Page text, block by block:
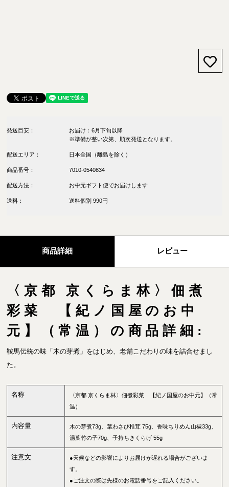
発送目安：
お届け：6月下旬以降
※準備が整い次第、順次発送となります。
配送エリア： 日本全国（離島を除く）
商品番号： 7010-0540834
配送方法： お中元ギフト便でお届けします
送料： 送料個別 990円
商品詳細 レビュー
〈京都 京くらま林〉佃煮
彩菜 【紀ノ国屋のお中
元】（常温）の商品詳細:
鞍馬伝統の味「木の芽煮」をはじめ、老舗こだわりの味を詰合せまし
た。
名称
〈京都 京くらま林〉佃煮彩菜 【紀ノ国屋のお中元】（常
温）
内容量
木の芽煮73g、葉わさび椎茸 75g、香味ちりめん山椒33g、
湯葉竹の子70g、子持ちきくらげ 55g
注意文
●天候などの影響によりお届けが遅れる場合がございま
す。
●ご注文の際は先様のお電話番号をご記入ください。